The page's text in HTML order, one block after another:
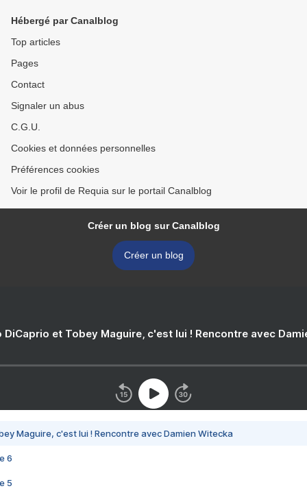
Hébergé par Canalblog
Top articles
Pages
Contact
Signaler un abus
C.G.U.
Cookies et données personnelles
Préférences cookies
Voir le profil de Requia sur le portail Canalblog
Créer un blog sur Canalblog
Créer un blog
DiCaprio et Tobey Maguire, c'est lui ! Rencontre avec
Maguire, c'est lui ! Rencontre avec Damien Witecka
6
5